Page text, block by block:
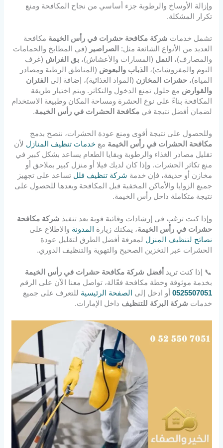
وإزالة الأوساخ والرطوبة جزء أساسي من نجاح المكافحة ومنع
تكرار المشكلة.
تشمل خدمات شركة مكافحة حشرات في رأس الخيمة مكافحة
العديد من الأنواع الشائعة مثل:
الصراصير (في المطابخ والحمامات
والمصارف)،
النمل (المسارات والأعشاش)،بق الفراش (غرف
النوم والمفروشات)،
الذباب والبعوض (المناطق الرطبة ومصادر
المياه)،حشرات المخازن (المواد الغذائية)، إضافة إلى
الفئران
والقوارض مع حلول تمنع الدخول والتكاثر. ويتم اختيار طريقة
المكافحة بناءً على نوع الحشرة ومساحة المكان وطبيعة الاستخدام
لضمان أفضل نتيجة فيمكافحة الحشرات في رأس الخيمة.
وللحصول على نتيجة أقوى ومنع عودة الحشرات، ننصح بدمج
مكافحة الحشرات في رأس الخيمة معخدمات تنظيف المنازل لأن
تقليل مصادر الغذاء والرطوبة وبقايا الطعام يساعد بشكل كبير في
منع تكاثر الحشرات. وإذا كان لديك فيلا أو منزل كبير بملاحق أو
مخازن أو حديقة، فإن خدمة شركة تنظيف فلل تساعد على تجهيز
جميع الزوايا والأماكن المخفية قبل المكافحة وبعدها للحصول على
نتيجة متكاملة داخل رأس الخيمة.
وإذا كنت ترغب في إرشادات وقائية قوية بعد تنفيذ شركة مكافحة
حشرات في رأس الخيمة، يمكنك زيارة المدونة والاطلاع على
نصائح لتنظيف المنزل لمعرفة أفضل الطرق لتقليل عودة
الحشرات عبر التخزين الصحيح والتهوية والتنظيف الدوري.
📞 إذا كنت تريد
أفضل شركة مكافحة حشرات في رأس الخيمة
بخدمة موثوقة وخطة مكافحة فعّالة، تواصل معنا الآن على الرقم
0525507051 أو ادخل إلى الصفحة الرئيسية للتعرف على جميع
خدمات شركة البركة للتنظيف داخل الإمارات.